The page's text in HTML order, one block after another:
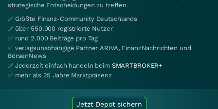
strategische Entscheidungen zu treffen.
✅ Größte Finanz-Community Deutschlands
✅ über 550.000 registrierte Nutzer
✅ rund 2.000 Beiträge pro Tag
✅ verlagsunabhängige Partner ARIVA, FinanzNachrichten und
BörsenNews
✅ Jederzeit einfach handeln beim SMARTBROKER+
✅ mehr als 25 Jahre Marktpräsenz
Jetzt Depot sichern